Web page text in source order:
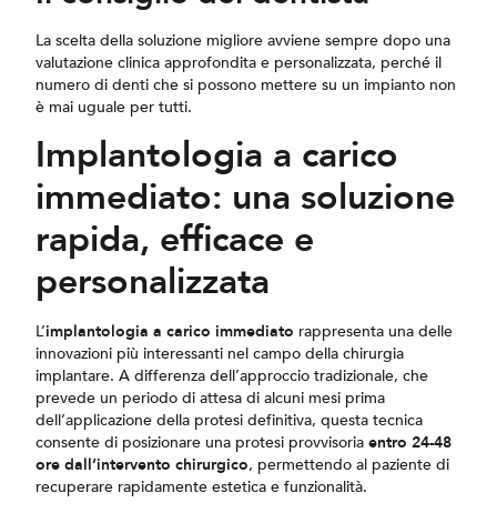
La scelta della soluzione migliore avviene sempre dopo una
valutazione clinica approfondita e personalizzata, perché il
numero di denti che si possono mettere su un impianto non
è mai uguale per tutti.
Implantologia a carico
immediato: una soluzione
rapida, efficace e
personalizzata
L’implantologia a carico immediato rappresenta una delle
innovazioni più interessanti nel campo della chirurgia
implantare. A differenza dell’approccio tradizionale, che
prevede un periodo di attesa di alcuni mesi prima
dell’applicazione della protesi definitiva, questa tecnica
consente di posizionare una protesi provvisoria entro 24-48
ore dall’intervento chirurgico, permettendo al paziente di
recuperare rapidamente estetica e funzionalità.